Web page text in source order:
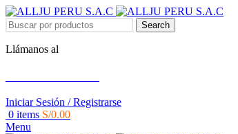
Search
Llámanos al
Iniciar Sesión / Registrarse
0 items S/0.00
Menu